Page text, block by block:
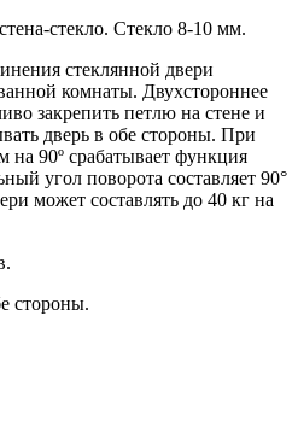
стекло. Стекло 8-10 мм.
стеклянной двери
комнаты. Двухстороннее
закрепить петлю на стене и
дверь в обе стороны. При
на 90º срабатывает функция
угол поворота составляет 90°
может составлять до 40 кг на
стороны.